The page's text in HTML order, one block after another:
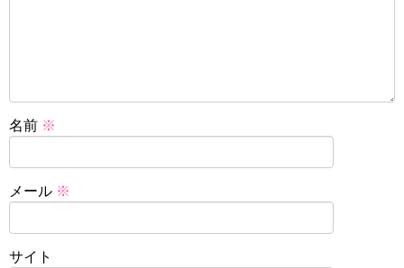
名前 ※
メール ※
サイト